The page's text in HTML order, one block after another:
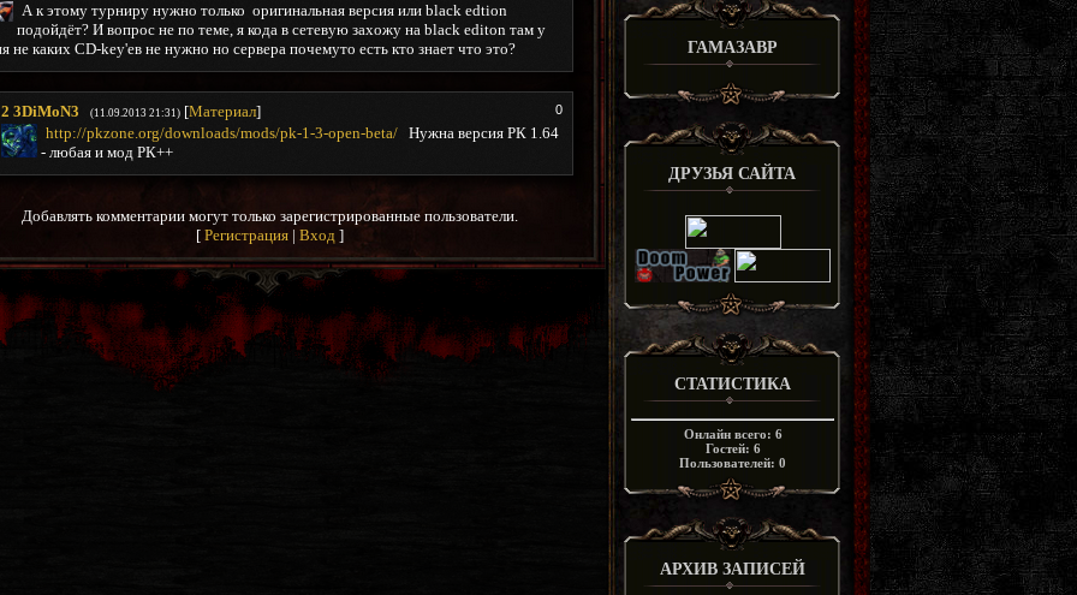
А к этому турниру нужно только оригинальная версия или black edtion
подойдёт? И вопрос не по теме, я кода в сетевую захожу на black editon там у
не каких CD-key'ев не нужно но сервера почемуто есть кто знает что это?
0
2 3DiMoN3 (11.09.2013 21:31) [Материал]
http://pkzone.org/downloads/mods/pk-1-3-open-beta/ Нужна версия РК 1.64
- любая и мод РК++
Добавлять комментарии могут только зарегистрированные пользователи.
[ Регистрация | Вход ]
ГАМАЗАВР
ДРУЗЬЯ САЙТА
СТАТИСТИКА
Онлайн всего: 6
Гостей: 6
Пользователей: 0
АРХИВ ЗАПИСЕЙ